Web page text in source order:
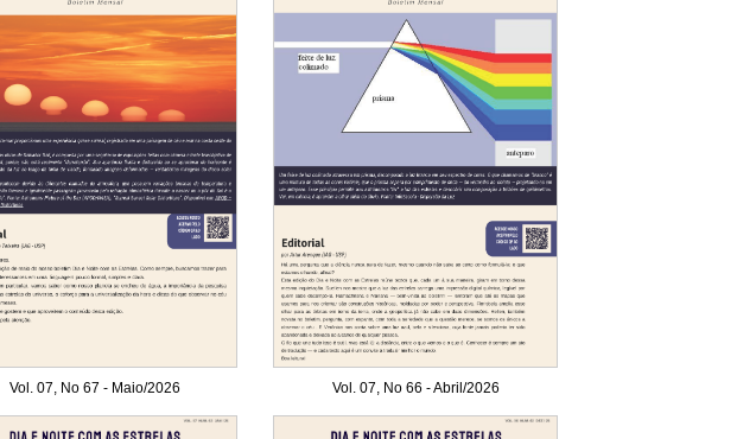
Vol. 07, No 67 - Maio/2026 Vol. 07, No 66 - Abril/2026